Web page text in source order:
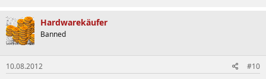
Hardwarekäufer
Banned
10.08.2012 #10